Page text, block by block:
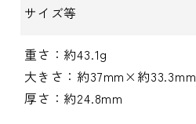
サイズ等
重さ：約43.1g
大きさ：約37mm×約33.3mm
厚さ：約24.8mm